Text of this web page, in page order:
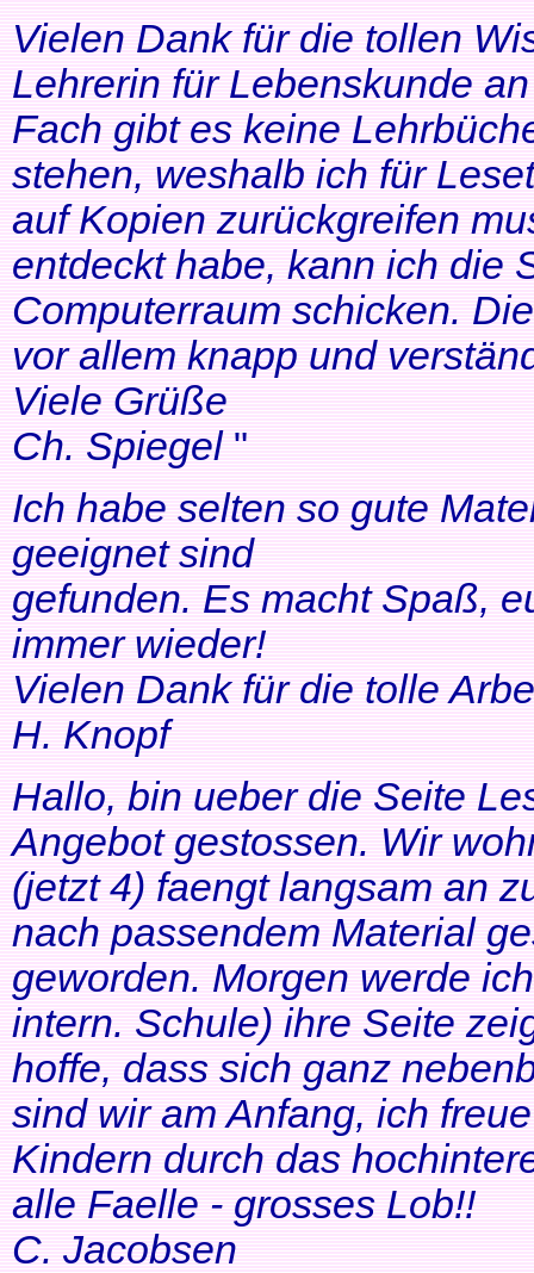
Vielen Dank für die tollen
Lehrerin für Lebenskunde
Fach gibt es keine
stehen, weshalb ich für
auf Kopien zurückgreifen
entdeckt habe, kann ich die
Computerraum schicken.
vor allem knapp und
Viele Grüße
Ch. Spiegel"
Ich habe selten so gute
geeignet sind
gefunden. Es macht Spaß,
immer wieder!
Vielen Dank für die tolle
H. Knopf
Hallo, bin ueber die Seite
Angebot gestossen. Wir
(jetzt 4) faengt langsam an
nach passendem Material
geworden. Morgen werde
intern. Schule) ihre Seite
hoffe, dass sich ganz
sind wir am Anfang, ich
Kindern durch das
alle Faelle - grosses Lob!!
C. Jacobsen